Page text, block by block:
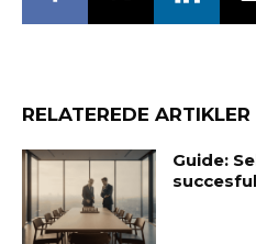
RELATEREDE ARTIKLER
Guide: